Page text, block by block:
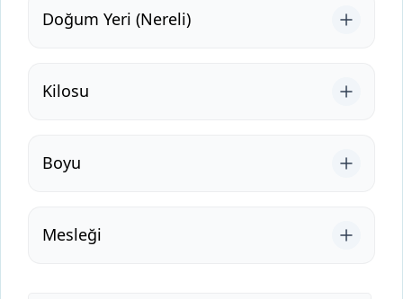
Doğum Yeri (Nereli)
Kilosu
Boyu
Mesleği